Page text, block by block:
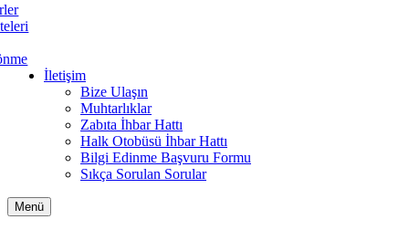
İletişim
Bize Ulaşın
Muhtarlıklar
Zabıta İhbar Hattı
Halk Otobüsü İhbar Hattı
Bilgi Edinme Başvuru Formu
Sıkça Sorulan Sorular
Menü